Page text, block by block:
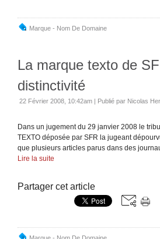
Marque - Nom De Domaine
La marque texto de
distinctivité
22 Février 2008, 10:42am | Publié par Nicolas
Dans un jugement du 29 janvier 2008 le
TEXTO déposée par SFR la jugeant
que plusieurs articles parus dans des
Lire la suite
Partager cet article